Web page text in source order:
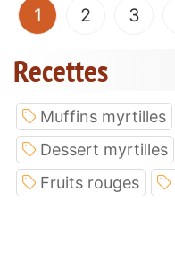
1 (current)
2 3
Recettes
Muffins myrtilles
Dessert myrtilles
Fruits rouges